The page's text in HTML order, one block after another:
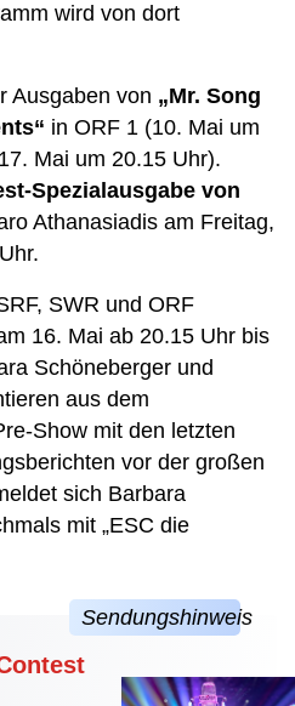
wird von dort
Ausgaben von „Mr. Song
in ORF 1 (10. Mai um
Mai um 20.15 Uhr).
Spezialausgabe von
Athanasiadis am Freitag,
SWR und ORF
16. Mai ab 20.15 Uhr bis
Schöneberger und
aus dem
Show mit den letzten
vor der großen
sich Barbara
mit „ESC die